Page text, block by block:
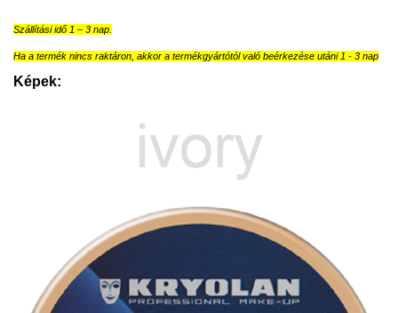
Szállítási idő 1 – 3 nap.
Ha a termék nincs raktáron, akkor a termékgyártótól való beérkezése utáni 1 - 3 nap
Képek: